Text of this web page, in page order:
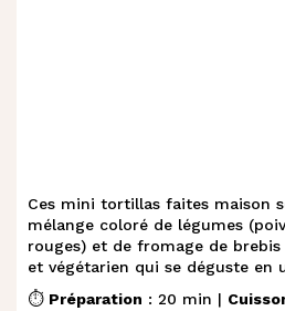
Ces mini tortillas faites maison
mélange coloré de légumes
rouges) et de fromage de
et végétarien qui se déguste en
⏱️ Préparation : 20 min |